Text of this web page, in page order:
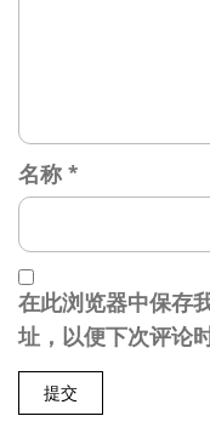
名称 *
在此浏览器中保存
址，以便下次评论